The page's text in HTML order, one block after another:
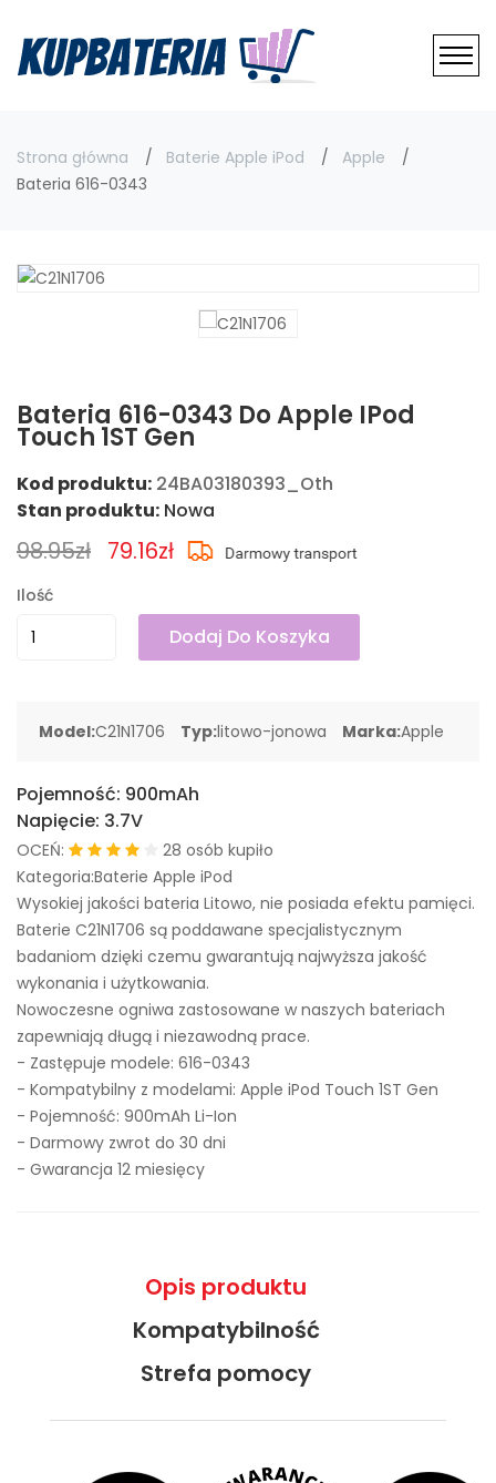
Strona główna Baterie Apple iPod
Apple
Bateria 616-0343
Bateria 616-0343 Do Apple IPod
Touch 1ST Gen
Kod produktu: 24BA03180393_Oth
Stan produktu: Nowa
98.95zł 79.16zł
Ilość
Dodaj Do Koszyka
Model:C21N1706 Typ:litowo-jonowa Marka:Apple
Pojemność: 900mAh
Napięcie: 3.7V
OCEŃ:
28 osób kupiło
Kategoria:Baterie Apple iPod
Wysokiej jakości bateria Litowo, nie posiada efektu pamięci.
Baterie C21N1706 są poddawane specjalistycznym
badaniom dzięki czemu gwarantują najwyższa jakość
wykonania i użytkowania.
Nowoczesne ogniwa zastosowane w naszych bateriach
zapewniają długą i niezawodną prace.
- Zastępuje modele: 616-0343
- Kompatybilny z modelami: Apple iPod Touch 1ST Gen
- Pojemność: 900mAh Li-Ion
- Darmowy zwrot do 30 dni
- Gwarancja 12 miesięcy
Opis produktu
Kompatybilność
Strefa pomocy